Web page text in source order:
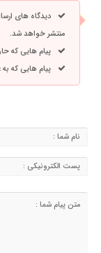
دیدگاه های
منتشر خواهد شد.
پیام هایی که
پیام هایی که